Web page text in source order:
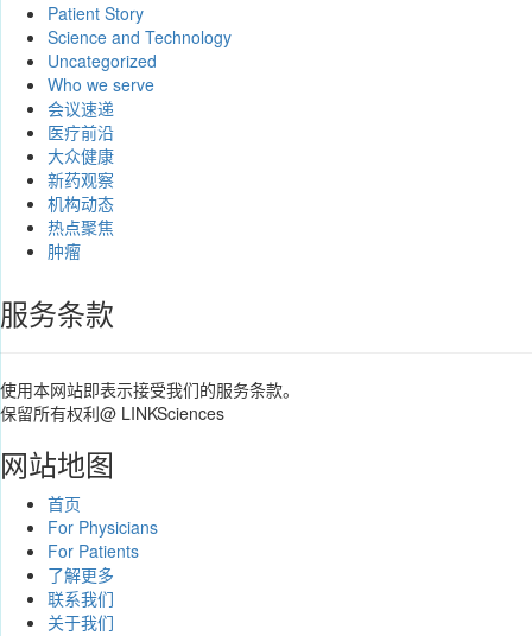
Patient Story
Science and Technology
Uncategorized
Who we serve
会议速递
医疗前沿
大众健康
新药观察
机构动态
热点聚焦
肿瘤
服务条款
使用本网站即表示接受我们的服务条款。
保留所有权利@ LINKSciences
网站地图
首页
For Physicians
For Patients
了解更多
联系我们
关于我们